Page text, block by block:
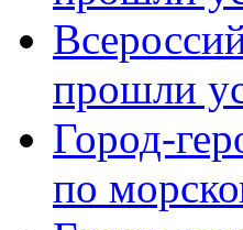
прошли
Город-
по